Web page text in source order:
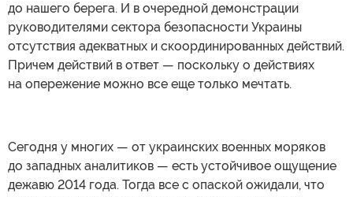
до нашего берега. И в очередной демонстрации
руководителями сектора безопасности Украины
отсутствия адекватных и скоординированных действий.
Причем действий в ответ — поскольку о действиях
на опережение можно все еще только мечтать.
Сегодня у многих — от украинских военных моряков
до западных аналитиков — есть устойчивое ощущение
дежавю 2014 года. Тогда все с опаской ожидали, что